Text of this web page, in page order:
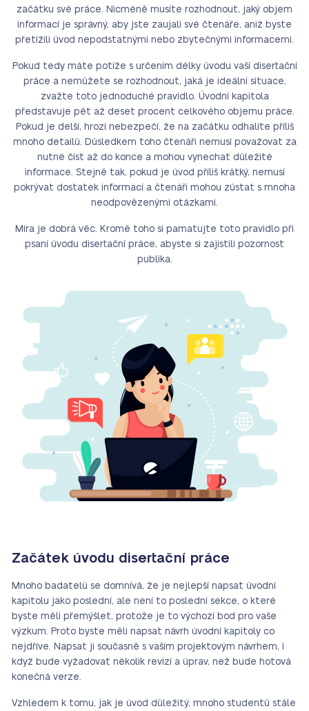
začátku své práce. Nicméně musíte rozhodnout, jaký objem
informací je správný, aby jste zaujali své čtenáře, aniž byste
přetížili úvod nepodstatnými nebo zbytečnými informacemi.
Pokud tedy máte potíže s určením délky úvodu vaší disertační
práce a nemůžete se rozhodnout, jaká je ideální situace,
zvažte toto jednoduché pravidlo. Úvodní kapitola
představuje pět až deset procent celkového objemu práce.
Pokud je delší, hrozí nebezpečí, že na začátku odhalíte příliš
mnoho detailů. Důsledkem toho čtenáři nemusí považovat za
nutné číst až do konce a mohou vynechat důležité
informace. Stejně tak, pokud je úvod příliš krátký, nemusí
pokrývat dostatek informací a čtenáři mohou zůstat s mnoha
neodpovězenými otázkami.
Míra je dobrá věc. Kromě toho si pamatujte toto pravidlo při
psaní úvodu disertační práce, abyste si zajistili pozornost
publika.
Začátek úvodu disertační práce
Mnoho badatelů se domnívá, že je nejlepší napsat úvodní
kapitolu jako poslední, ale není to poslední sekce, o které
byste měli přemýšlet, protože je to výchozí bod pro vaše
výzkum. Proto byste měli napsat návrh úvodní kapitoly co
nejdříve. Napsat ji současně s vaším projektovým návrhem, i
když bude vyžadovat několik revizí a úprav, než bude hotová
konečná verze.
Vzhledem k tomu, jak je úvod důležitý, mnoho studentů stále